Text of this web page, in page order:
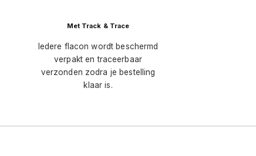
Met Track & Trace
Iedere flacon wordt beschermd
verpakt en traceerbaar
verzonden zodra je bestelling
klaar is.